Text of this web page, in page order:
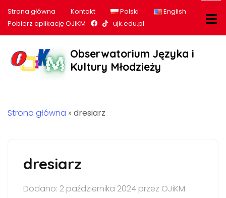
Strona główna Kontakt Polski
English
Pobierz aplikację OJiKM
Nasz profil na Facebook
Nasz profil na tiktok
ujk.edu.pl
Obserwatorium Języka i
Kultury Młodzieży
Strona główna » dresiarz
dresiarz
Dodano: 2 października 2024 przez OJiKM